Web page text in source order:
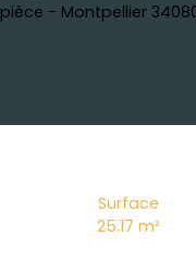
Surface
25.17m²